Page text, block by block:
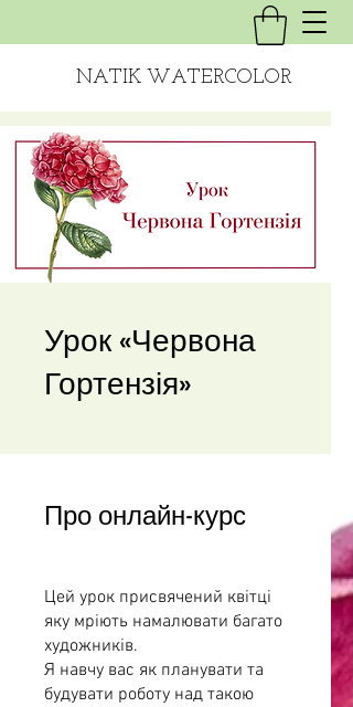
NATIK WATERCOLOR
Урок «Червона
Гортензія»
Про онлайн-курс
Цей урок присвячений квітці
яку мріють намалювати багато
художників.
Я навчу вас як планувати та
будувати роботу над такою